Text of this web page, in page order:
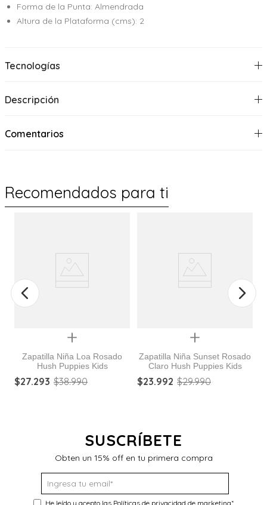
Forma de la Punta: Almendrada
Altura de la Plataforma (cms): 2
Tecnologías
Descripción
Comentarios
Recomendados para ti
Quickview
Zapatilla Niña Loa Rosado
Hush Puppies Kids
$27.293 $38.990
Quickview
Zapatilla Niña Sunset Rosado
Claro Hush Puppies Kids
$23.992 $29.990
SUSCRÍBETE
Obten un 15% off en tu primera compra
He leído y acepto las Políticas de privacidad de marketing*